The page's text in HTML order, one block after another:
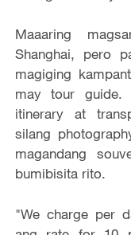
Maaaring
Shanghai, pero
magiging
may tour guide.
itinerary at
silang
magandang
bumibisita rito.
"We charge per